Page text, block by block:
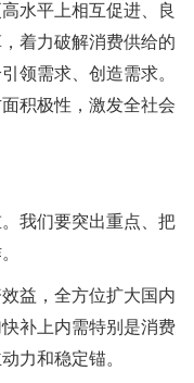
水平上相互促进、良
着力破解消费供给的
领需求、创造需求。
积极性，激发全社会
我们要突出重点、把
益，全方位扩大国内
补上内需特别是消费
力和稳定锚。